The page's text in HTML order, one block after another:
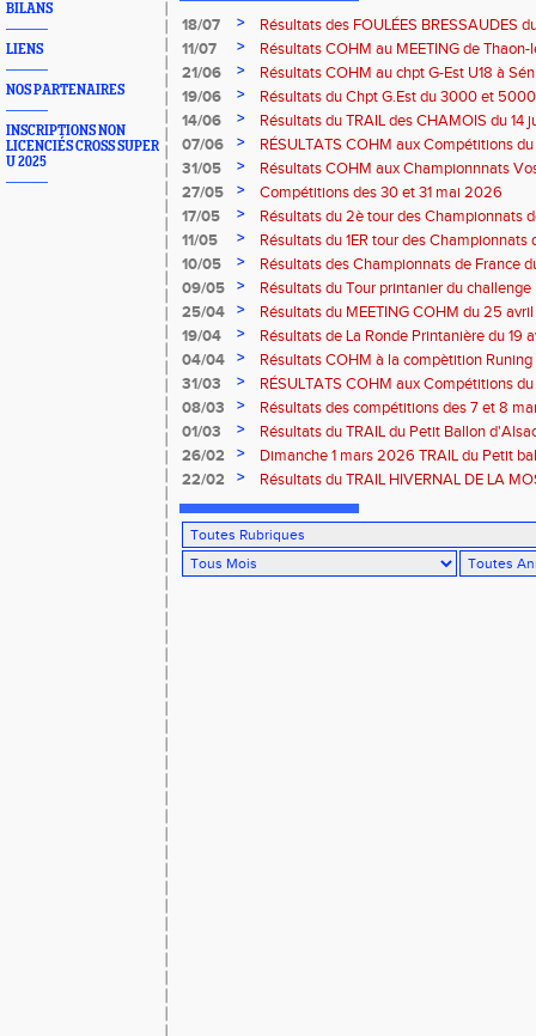
BILANS
LIENS
NOS PARTENAIRES
INSCRIPTIONS NON
LICENCIÉS CROSS SUPER
U 2025
18/07 >
Résultats des FOULÉES BRESSAUDES
Bresse
11/07 >
Résultats COHM au MEETING de Thaon-
2026
21/06 >
Résultats COHM au chpt G-Est U18 à
2026
19/06 >
Résultats du Chpt G.Est du 3000 et
Amneville
14/06 >
Résultats du TRAIL des CHAMOIS du 14
Moselotte
07/06 >
RÉSULTATS COHM aux Compétitions
31/05
>
Résultats COHM aux Championnnats
Masters du 31 mai 2026 à Remiremont
27/05 >
Compétitions des 30 et 31 mai 2026
17/05
>
Résultats du 2è tour des Championnats
région G-Est du 17 mai 2025 à
11/05 >
Résultats du 1ER tour des Championnats
Thaon-les Vosges
10/05 >
Résultats des Championnats de France
Marathon du 10 mai à Troyes
09/05 >
Résultats du Tour printanier du
25/04
>
Résultats du MEETING COHM du 25
19/04
>
Résultats de La Ronde Printanière du 19
route de Belfort
04/04 >
Résultats COHM à la compètition
court" des 4 et 5 avril à Toul
31/03 >
RÉSULTATS COHM aux Compétitions
08/03
>
Résultats des compétitions des 7 et 8
01/03
>
Résultats du TRAIL du Petit Ballon
Rouffach-68
26/02 >
Dimanche 1 mars 2026 TRAIL du Petit
ROUFFACH 68
22/02 >
Résultats du TRAIL HIVERNAL DE LA